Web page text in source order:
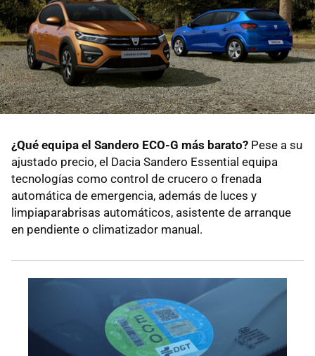
¿Qué equipa el Sandero ECO-G más barato? Pese a su
ajustado precio, el Dacia Sandero Essential equipa
tecnologías como control de crucero o frenada
automática de emergencia, además de luces y
limpiaparabrisas automáticos, asistente de arranque
en pendiente o climatizador manual.